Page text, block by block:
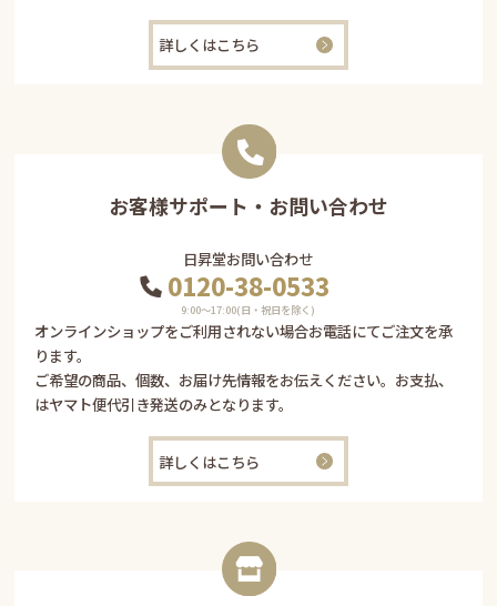
詳しくはこちら
お客様サポート・お問い合わせ
日昇堂お問い合わせ
0120-38-0533
9:00〜17:00(日・祝日を除く)
オンラインショップをご利用されない場合お電話にてご注文を承
ります。
ご希望の商品、個数、お届け先情報をお伝えください。お支払、
はヤマト便代引き発送のみとなります。
詳しくはこちら